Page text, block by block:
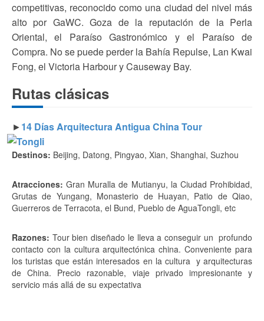
competitivas, reconocido como una ciudad del nivel más
alto por GaWC. Goza de la reputación de la Perla
Oriental, el Paraíso Gastronómico y el Paraíso de
Compra. No se puede perder la Bahía Repulse, Lan Kwai
Fong, el Victoria Harbour y Causeway Bay.
Rutas clásicas
►14 Días Arquitectura Antigua China Tour
Destinos: Beijing, Datong, Pingyao, Xian, Shanghai, Suzhou
Atracciones: Gran Muralla de Mutianyu, la Ciudad Prohibidad,
Grutas de Yungang, Monasterio de Huayan, Patio de Qiao,
Guerreros de Terracota, el Bund, Pueblo de AguaTongli, etc
Razones: Tour bien diseñado le lleva a conseguir un profundo
contacto con la cultura arquitectónica china. Conveniente para
los turistas que están interesados en la cultura y arquitecturas
de China. Precio razonable, viaje privado impresionante y
servicio más allá de su expectativa